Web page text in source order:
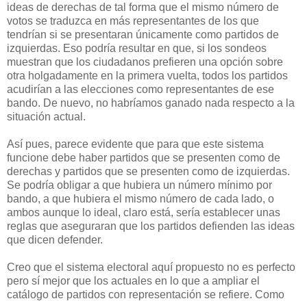
ideas de derechas de tal forma que el mismo número de
votos se traduzca en más representantes de los que
tendrían si se presentaran únicamente como partidos de
izquierdas. Eso podría resultar en que, si los sondeos
muestran que los ciudadanos prefieren una opción sobre
otra holgadamente en la primera vuelta, todos los partidos
acudirían a las elecciones como representantes de ese
bando. De nuevo, no habríamos ganado nada respecto a la
situación actual.
Así pues, parece evidente que para que este sistema
funcione debe haber partidos que se presenten como de
derechas y partidos que se presenten como de izquierdas.
Se podría obligar a que hubiera un número mínimo por
bando, a que hubiera el mismo número de cada lado, o
ambos aunque lo ideal, claro está, sería establecer unas
reglas que aseguraran que los partidos defienden las ideas
que dicen defender.
Creo que el sistema electoral aquí propuesto no es perfecto
pero sí mejor que los actuales en lo que a ampliar el
catálogo de partidos con representación se refiere. Como